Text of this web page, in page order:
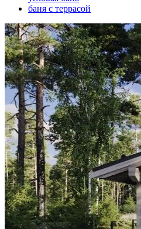
баня с террасой